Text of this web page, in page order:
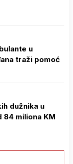
u
traži pomoć
dužnika u
84 miliona KM